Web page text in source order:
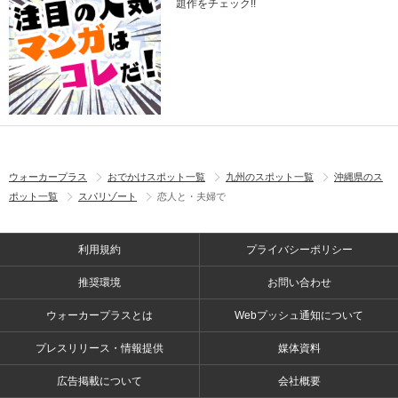
題作をチェック!!
ウォーカープラス おでかけスポット一覧 九州のスポット一覧
沖縄県のス
ポット一覧
スパリゾート 恋人と・夫婦で
利用規約 プライバシーポリシー
推奨環境 お問い合わせ
ウォーカープラスとは Webプッシュ通知について
プレスリリース・情報提供 媒体資料
広告掲載について 会社概要